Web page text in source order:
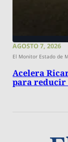
AGOSTO 7, 2026
El Monitor Estado de
Acelera
para reducir